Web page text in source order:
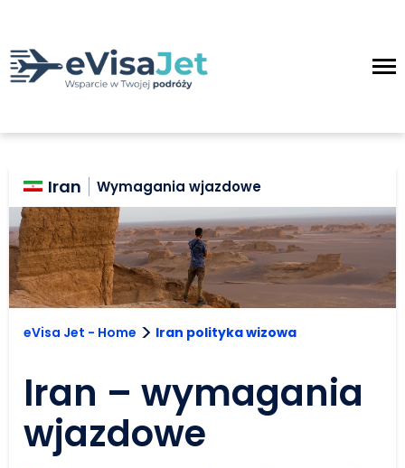
Iran Wymagania wjazdowe
eVisa Jet - Home > Iran polityka wizowa
Iran – wymagania
wjazdowe